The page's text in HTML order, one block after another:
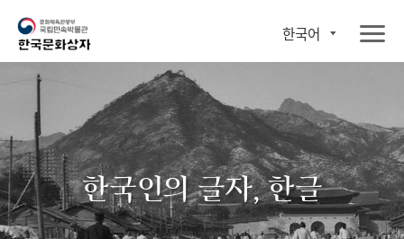
한국어
한국인의 글자, 한글